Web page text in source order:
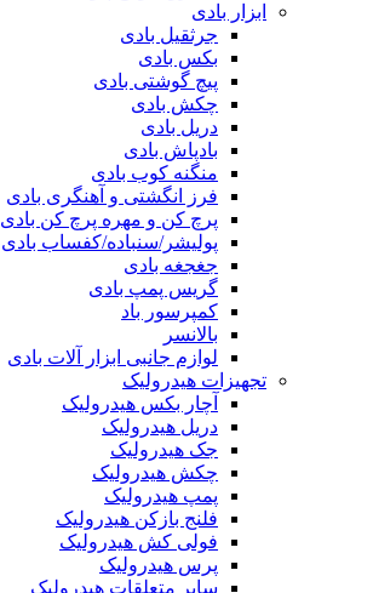
ابزار بادی
جرثقیل بادی
بکس بادی
پیچ گوشتی بادی
چکش بادی
دریل بادی
بادپاش بادی
منگنه کوب بادی
فرز انگشتی و آهنگری بادی
پرچ کن و مهره پرچ کن بادی
پولیشر/سنباده/کفساب بادی
جغجغه بادی
گریس پمپ بادی
کمپرسور باد
بالانسر
لوازم جانبی ابزار آلات بادی
تجهیزات هیدرولیک
آچار بکس هیدرولیک
دریل هیدرولیک
جک هیدرولیک
چکش هیدرولیک
پمپ هیدرولیک
فلنج بازکن هیدرولیک
فولی کش هیدرولیک
پرس هیدرولیک
سایر متعلقات هیدرولیک